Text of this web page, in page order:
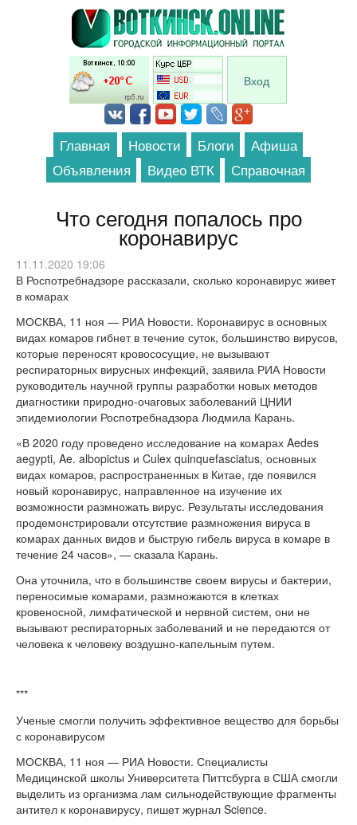
Перейти к основному содержанию
Вход
Главная Новости Блоги
Афиша
Объявления
Видео ВТК Справочная
Что сегодня попалось про
коронавирус
11.11.2020 19:06
В Роспотребнадзоре рассказали, сколько коронавирус живет
в комарах
МОСКВА, 11 ноя — РИА Новости. Коронавирус в основных
видах комаров гибнет в течение суток, большинство вирусов,
которые переносят кровососущие, не вызывают
респираторных вирусных инфекций, заявила РИА Новости
руководитель научной группы разработки новых методов
диагностики природно-очаговых заболеваний ЦНИИ
эпидемиологии Роспотребнадзора Людмила Карань.
«В 2020 году проведено исследование на комарах Aedes
aegypti, Ae. albopictus и Culex quinquefasciatus, основных
видах комаров, распространенных в Китае, где появился
новый коронавирус, направленное на изучение их
возможности размножать вирус. Результаты исследования
продемонстрировали отсутствие размножения вируса в
комарах данных видов и быструю гибель вируса в комаре в
течение 24 часов», — сказала Карань.
Она уточнила, что в большинстве своем вирусы и бактерии,
переносимые комарами, размножаются в клетках
кровеносной, лимфатической и нервной систем, они не
вызывают респираторных заболеваний и не передаются от
человека к человеку воздушно-капельным путем.
***
Ученые смогли получить эффективное вещество для борьбы
с коронавирусом
МОСКВА, 11 ноя — РИА Новости. Специалисты
Медицинской школы Университета Питтсбурга в США смогли
выделить из организма лам сильнодействующие фрагменты
антител к коронавирусу, пишет журнал Science.